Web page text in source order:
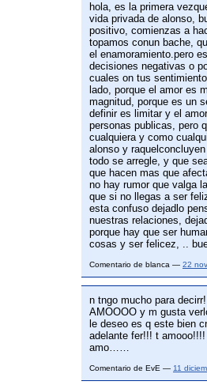
hola, es la primera
vida privada de alonso,
positivo, comienzas a
topamos conun bache,
el enamoramiento.pero
decisiones negativas o
cuales on tus
lado, porque el amor es
magnitud, porque es un
definir es limitar y el
personas publicas, pero
cualquiera y como
alonso y
todo se arregle, y que
que hacen mas que
no hay rumor que valga
que si no llegas a ser
esta confuso dejadlo
nuestras relaciones,
porque hay que ser
cosas y ser felicez, ..
Comentario de blanca — 22
n tngo mucho para
AMOOOO y m gusta
le deseo es q este bien
adelante fer!!! t
amo……
Comentario de EvE — 11